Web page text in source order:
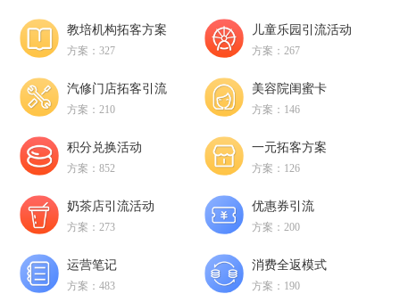
教培机构拓客方案
方案：327
儿童乐园引流活动
方案：267
汽修门店拓客引流
方案：210
美容院闺蜜卡
方案：146
积分兑换活动
方案：852
一元拓客方案
方案：126
奶茶店引流活动
方案：273
优惠券引流
方案：200
运营笔记
方案：483
消费全返模式
方案：190